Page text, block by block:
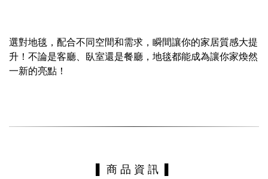
選對地毯，配合不同空間和需求，瞬間讓你的家居質感大提
升！不論是客廳、臥室還是餐廳，地毯都能成為讓你家煥然
一新的亮點！
▌ 商 品 資 訊 ▌